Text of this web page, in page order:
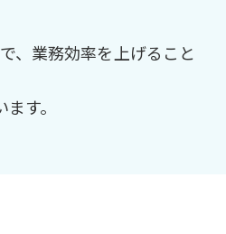
、業務効率を上げること
す。